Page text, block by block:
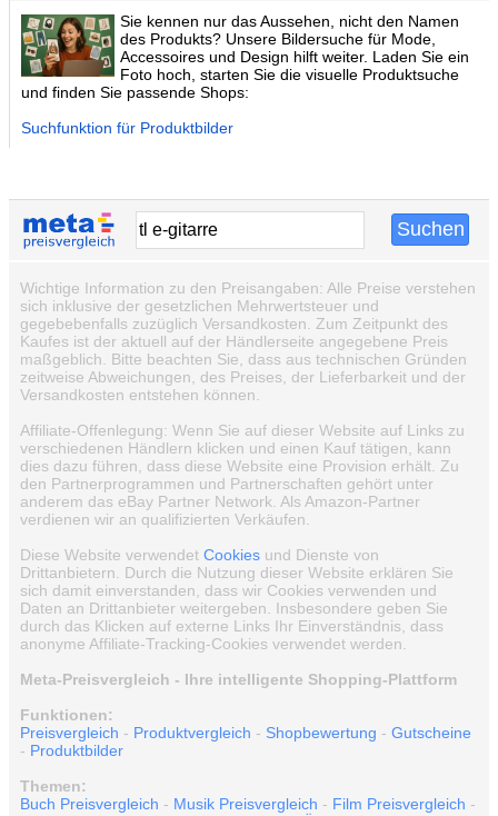
Sie kennen nur das Aussehen, nicht den Namen
des Produkts? Unsere Bildersuche für Mode,
Accessoires und Design hilft weiter. Laden Sie ein
Foto hoch, starten Sie die visuelle Produktsuche
und finden Sie passende Shops:
Suchfunktion für Produktbilder
Wichtige Information zu den Preisangaben: Alle Preise verstehen
sich inklusive der gesetzlichen Mehrwertsteuer und
gegebebenfalls zuzüglich Versandkosten. Zum Zeitpunkt des
Kaufes ist der aktuell auf der Händlerseite angegebene Preis
maßgeblich. Bitte beachten Sie, dass aus technischen Gründen
zeitweise Abweichungen, des Preises, der Lieferbarkeit und der
Versandkosten entstehen können.
Affiliate-Offenlegung: Wenn Sie auf dieser Website auf Links zu
verschiedenen Händlern klicken und einen Kauf tätigen, kann
dies dazu führen, dass diese Website eine Provision erhält. Zu
den Partnerprogrammen und Partnerschaften gehört unter
anderem das eBay Partner Network. Als Amazon-Partner
verdienen wir an qualifizierten Verkäufen.
Diese Website verwendet Cookies und Dienste von
Drittanbietern. Durch die Nutzung dieser Website erklären Sie
sich damit einverstanden, dass wir Cookies verwenden und
Daten an Drittanbieter weitergeben. Insbesondere geben Sie
durch das Klicken auf externe Links Ihr Einverständnis, dass
anonyme Affiliate-Tracking-Cookies verwendet werden.
Meta-Preisvergleich - Ihre intelligente Shopping-Plattform
Funktionen:
Preisvergleich - Produktvergleich - Shopbewertung - Gutscheine
- Produktbilder
Themen:
Buch Preisvergleich - Musik Preisvergleich - Film Preisvergleich -